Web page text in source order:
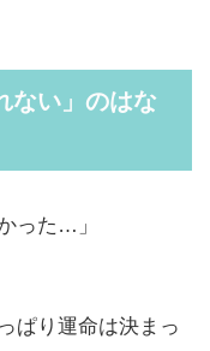
ない」のはな
った…」
ぱり運命は決まっ